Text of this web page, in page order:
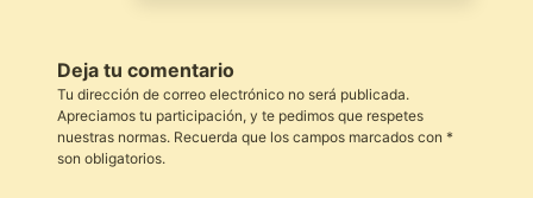
Deja tu comentario
Tu dirección de correo electrónico no será publicada.
Apreciamos tu participación, y te pedimos que respetes
nuestras normas. Recuerda que los campos marcados con *
son obligatorios.